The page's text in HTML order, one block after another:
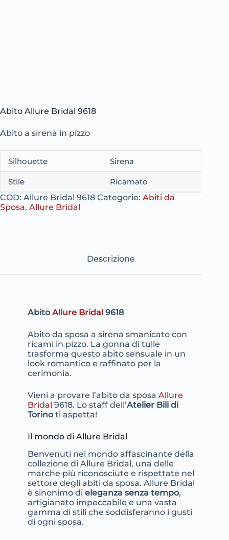
Abito Allure Bridal 9618
Abito a sirena in pizzo
Silhouette Sirena
Stile
Ricamato
COD: Allure Bridal 9618 Categorie: Abiti da
Sposa, Allure Bridal
Descrizione
Abito Allure Bridal9618
Abito da sposa a sirena smanicato con
ricami in pizzo. La gonna di tulle
trasforma questo abito sensuale in un
look romantico e raffinato per la
cerimonia.
Vieni a provare l’abito da sposa Allure
Bridal 9618. Lo staff dell’Atelier Bili di
Torinoti aspetta!
Il mondo di Allure Bridal
Benvenuti nel mondo affascinante della
collezione di Allure Bridal, una delle
marche più riconosciute e rispettate nel
settore degli abiti da sposa. Allure Bridal
è sinonimo di eleganza senza tempo,
artigianato impeccabile e una vasta
gamma di stili che soddisferanno i gusti
di ogni sposa.